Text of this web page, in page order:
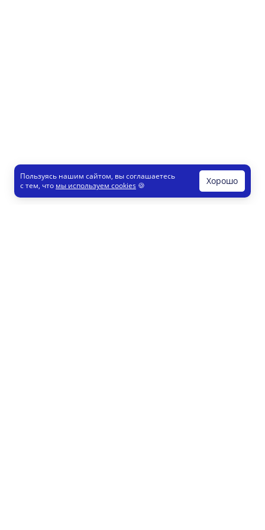
Пользуясь нашим сайтом, вы соглашаетесь
с тем, что мы используем cookies 🍪 Хорошо